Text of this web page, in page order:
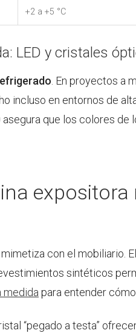
+2 a +5 °C
LED y cristales
. En proyectos a
incluso en entornos de
que los colores de
expositora
con el mobiliario.
sintéticos
medida para entender
“pegado a testa”